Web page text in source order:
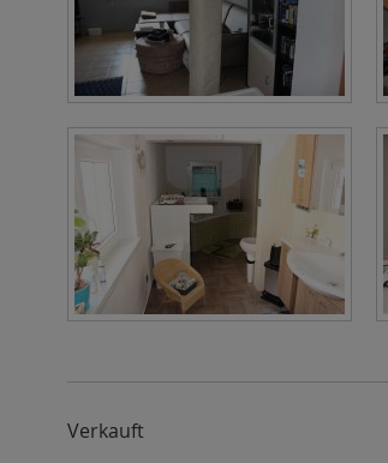
Verkauft